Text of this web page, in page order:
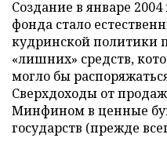
Создание в январе
фонда стало
кудринской политики
«лишних» средств,
могло бы
Сверхдоходы от
Минфином в ценные
государств (прежде